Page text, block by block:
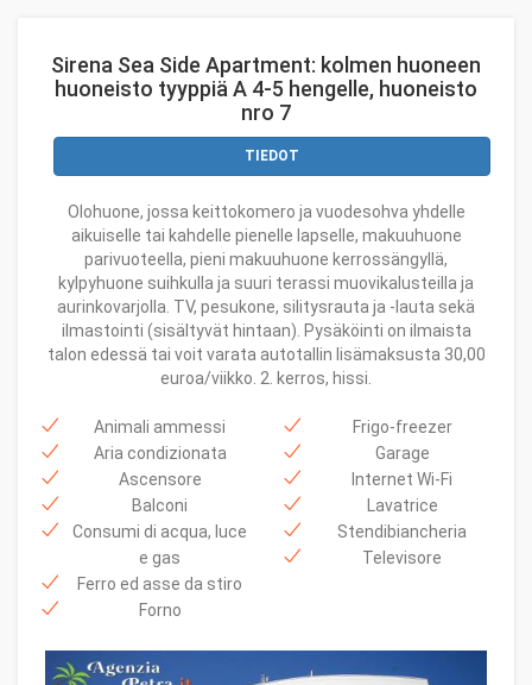
Sirena Sea Side Apartment: kolmen huoneen
huoneisto tyyppiä A 4-5 hengelle, huoneisto
nro 7
TIEDOT
Olohuone, jossa keittokomero ja vuodesohva yhdelle
aikuiselle tai kahdelle pienelle lapselle, makuuhuone
parivuoteella, pieni makuuhuone kerrossängyllä,
kylpyhuone suihkulla ja suuri terassi muovikalusteilla ja
aurinkovarjolla. TV, pesukone, silitysrauta ja -lauta sekä
ilmastointi (sisältyvät hintaan). Pysäköinti on ilmaista
talon edessä tai voit varata autotallin lisämaksusta 30,00
euroa/viikko. 2. kerros, hissi.
Animali ammessi
Aria condizionata
Ascensore
Balconi
Consumi di acqua, luce
e gas
Ferro ed asse da stiro
Forno
Frigo-freezer
Garage
Internet Wi-Fi
Lavatrice
Stendibiancheria
Televisore